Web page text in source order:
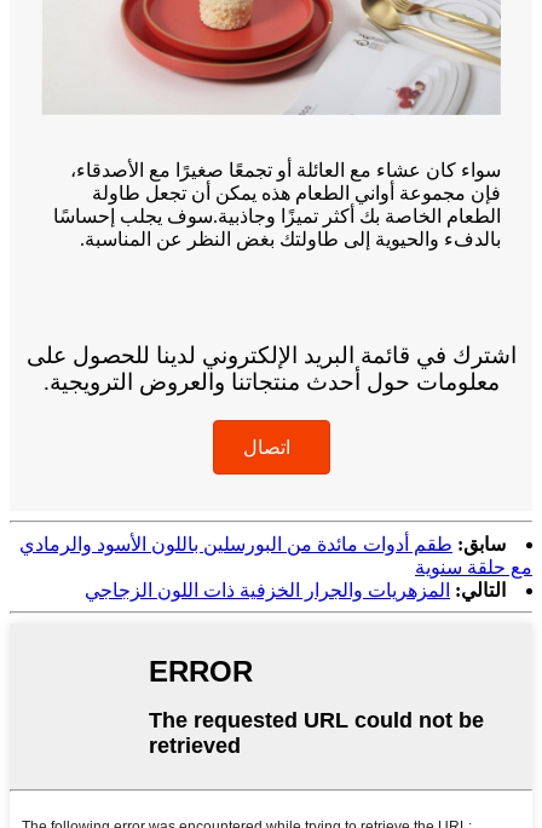
سواء كان عشاء مع العائلة أو تجمعًا صغيرًا مع الأصدقاء،
فإن مجموعة أواني الطعام هذه يمكن أن تجعل طاولة
الطعام الخاصة بك أكثر تميزًا وجاذبية.سوف يجلب إحساسًا
بالدفء والحيوية إلى طاولتك بغض النظر عن المناسبة.
اشترك في قائمة البريد الإلكتروني لدينا للحصول على
معلومات حول أحدث منتجاتنا والعروض الترويجية.
اتصال
سابق: طقم أدوات مائدة من البورسلين باللون الأسود والرمادي
مع حلقة سنوية
التالي: المزهريات والجرار الخزفية ذات اللون الزجاجي